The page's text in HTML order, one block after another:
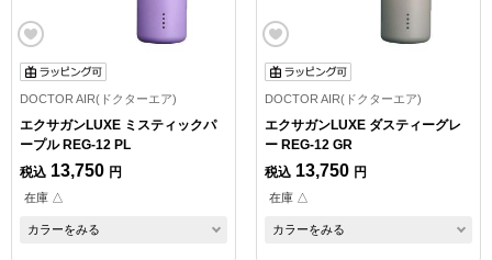
DOCTOR AIR(ドクターエア)
エクサガンLUXE ミスティックパ
ープル REG-12 PL
税込 13,750 円
在庫 △
カラーをみる
DOCTOR AIR(ドクターエア)
エクサガンLUXE ダスティーグレ
ー REG-12 GR
税込 13,750 円
在庫 △
カラーをみる